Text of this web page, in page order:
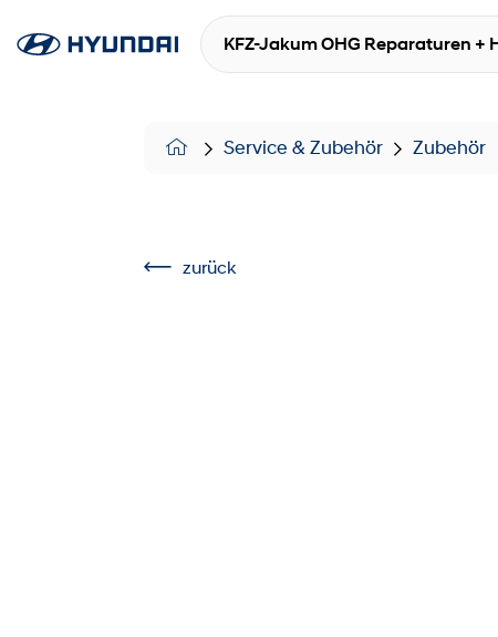
KFZ-Jakum OHG Reparaturen +
Service & Zubehör Zubehör
zurück